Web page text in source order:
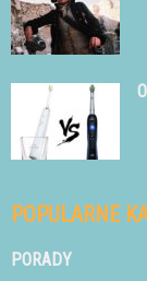
POPULARNE
PORADY